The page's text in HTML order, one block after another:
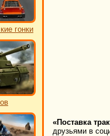
гонки
«Поставка
друзьями в